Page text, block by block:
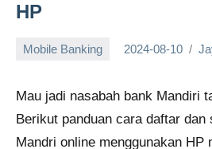
HP
Mobile Banking 2024-08-10
Mau jadi nasabah bank Mandiri
Berikut panduan cara daftar
Mandri online menggunakan HP